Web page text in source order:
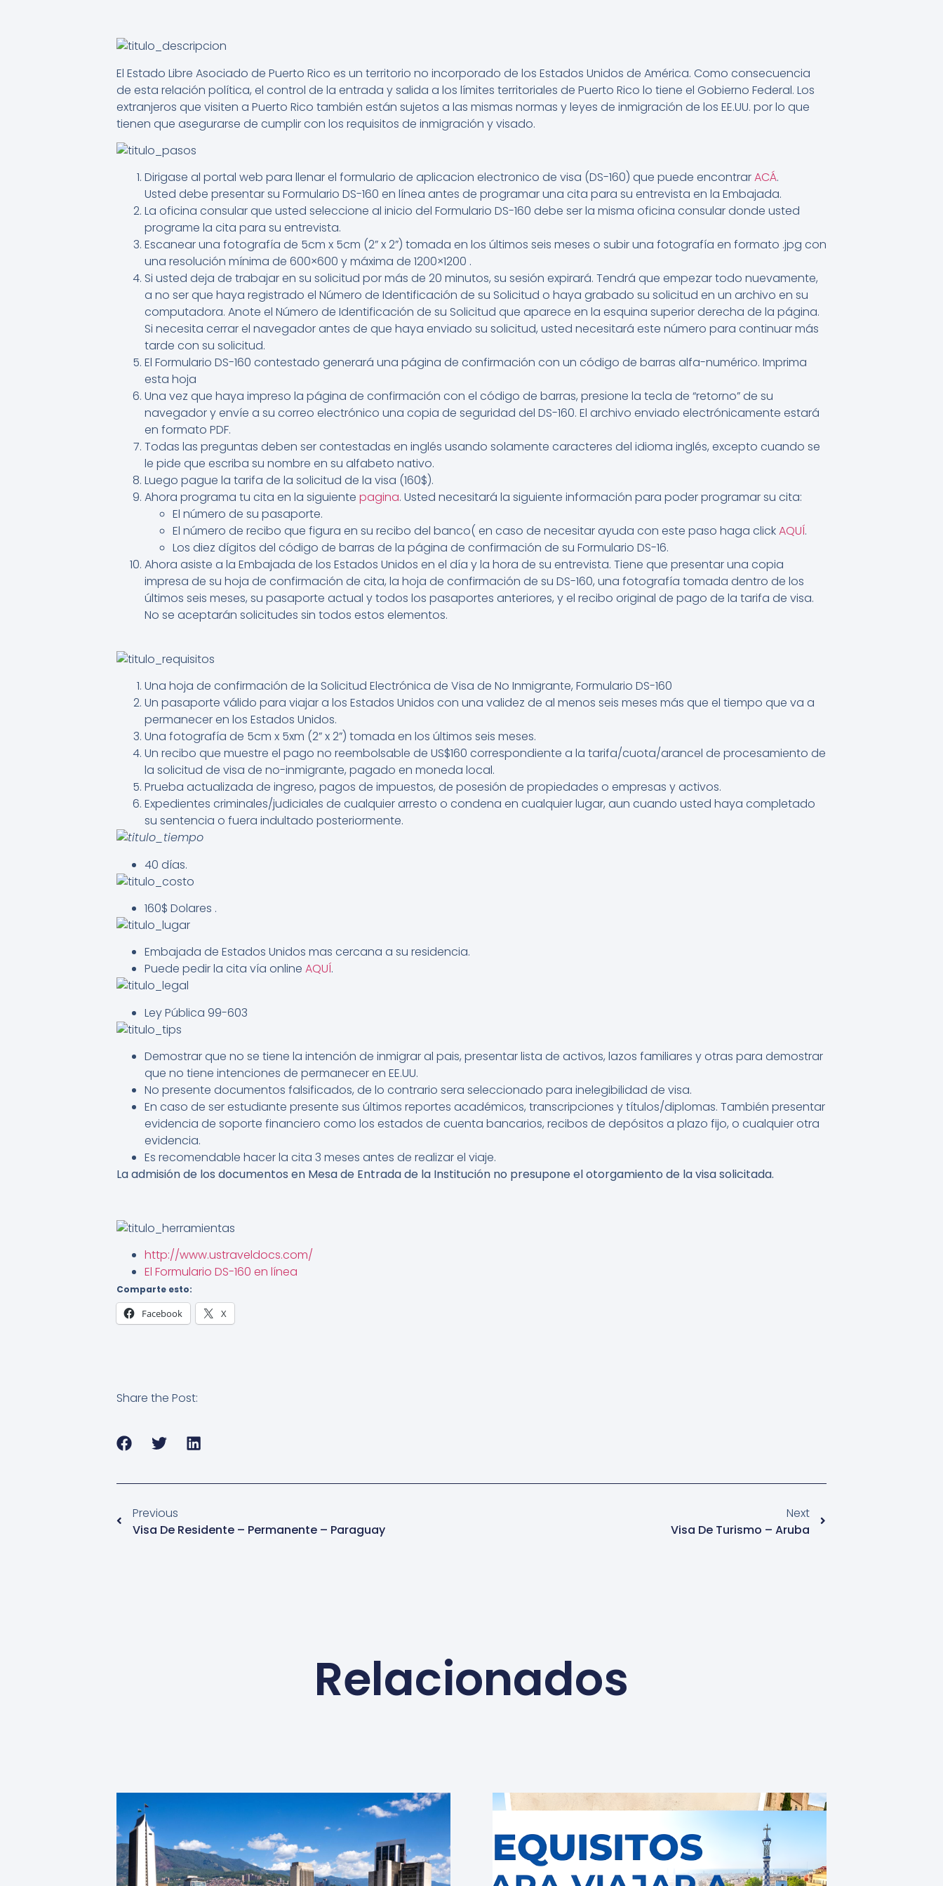
El Estado Libre Asociado de Puerto Rico es un territorio no incorporado de los Estados Unidos de América. Como consecuencia
de esta relación política, el control de la entrada y salida a los límites territoriales de Puerto Rico lo tiene el Gobierno Federal. Los
extranjeros que visiten a Puerto Rico también están sujetos a las mismas normas y leyes de inmigración de los EE.UU. por lo que
tienen que asegurarse de cumplir con los requisitos de inmigración y visado.
Dirigase al portal web para llenar el formulario de aplicacion electronico de visa (DS-160) que puede encontrarACÁ.
Usted debe presentar su Formulario DS-160 en línea antes de programar una cita para su entrevista en la Embajada.
La oficina consular que usted seleccione al inicio del Formulario DS-160 debe ser la misma oficina consular donde usted
programe la cita para su entrevista.
Escanear una fotografía de 5cm x 5cm (2” x 2”) tomada en los últimos seis meses o subir una fotografía en formato .jpg con
una resolución mínima de 600×600 y máxima de 1200×1200 .
Si usted deja de trabajar en su solicitud por más de 20 minutos, su sesión expirará. Tendrá que empezar todo nuevamente,
a no ser que haya registrado el Número de Identificación de su Solicitud o haya grabado su solicitud en un archivo en su
computadora. Anote el Número de Identificación de su Solicitud que aparece en la esquina superior derecha de la página.
Si necesita cerrar el navegador antes de que haya enviado su solicitud, usted necesitará este número para continuar más
tarde con su solicitud.
El Formulario DS-160 contestado generará una página de confirmación con un código de barras alfa-numérico. Imprima
esta hoja
Una vez que haya impreso la página de confirmación con el código de barras, presione la tecla de “retorno” de su
navegador y envíe a su correo electrónico una copia de seguridad del DS-160. El archivo enviado electrónicamente estará
en formato PDF.
Todas las preguntas deben ser contestadas en inglés usando solamente caracteres del idioma inglés, excepto cuando se
le pide que escriba su nombre en su alfabeto nativo.
Luego pague la tarifa de la solicitud de la visa (160$).
Ahora programa tu cita en la siguiente pagina. Usted necesitará la siguiente información para poder programar su cita:
El número de su pasaporte.
El número de recibo que figura en su recibo del banco( en caso de necesitar ayuda con este paso haga clickAQUÍ.
Los diez dígitos del código de barras de la página de confirmación de su Formulario DS-16.
Ahora asiste a la Embajada de los Estados Unidos en el día y la hora de su entrevista. Tiene que presentar una copia
impresa de su hoja de confirmación de cita, la hoja de confirmación de su DS-160, una fotografía tomada dentro de los
últimos seis meses, su pasaporte actual y todos los pasaportes anteriores, y el recibo original de pago de la tarifa de visa.
No se aceptarán solicitudes sin todos estos elementos.
Una hoja de confirmación de la Solicitud Electrónica de Visa de No Inmigrante, Formulario DS-160
Un pasaporte válido para viajar a los Estados Unidos con una validez de al menos seis meses más que el tiempo que va a
permanecer en los Estados Unidos.
Una fotografía de 5cm x 5xm (2” x 2”) tomada en los últimos seis meses.
Un recibo que muestre el pago no reembolsable de US$160 correspondiente a la tarifa/cuota/arancel de procesamiento de
la solicitud de visa de no-inmigrante, pagado en moneda local.
Prueba actualizada de ingreso, pagos de impuestos, de posesión de propiedades o empresas y activos.
Expedientes criminales/judiciales de cualquier arresto o condena en cualquier lugar, aun cuando usted haya completado
su sentencia o fuera indultado posteriormente.
40 días.
160$ Dolares .
Embajada de Estados Unidos mas cercana a su residencia.
Puede pedir la cita vía online AQUÍ.
Ley Pública 99-603
Demostrar que no se tiene la intención de inmigrar al pais, presentar lista de activos, lazos familiares y otras para demostrar
que no tiene intenciones de permanecer en EE.UU.
No presente documentos falsificados, de lo contrario sera seleccionado para inelegibilidad de visa.
En caso de ser estudiante presente sus últimos reportes académicos, transcripciones y títulos/diplomas. También presentar
evidencia de soporte financiero como los estados de cuenta bancarios, recibos de depósitos a plazo fijo, o cualquier otra
evidencia.
Es recomendable hacer la cita 3 meses antes de realizar el viaje.
La admisión de los documentos en Mesa de Entrada de la Institución no presupone el otorgamiento de la visa solicitada.
http://www.ustraveldocs.com/
El Formulario DS-160 en línea
Comparte esto:
Facebook X
Share the Post:
Previous
Visa De Residente – Permanente – Paraguay
Next
Visa De Turismo – Aruba
Relacionados